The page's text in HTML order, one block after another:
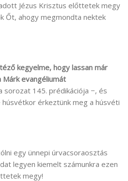
Jézus Krisztus előttetek megy
Őt, ahogy megmondta nektek
kegyelme, hogy lassan már
evangéliumát
sorozat 145. prédikációja −, és
érkeztünk meg a húsvéti
egy ünnepi úrvacsoraosztás
legyen kiemelt számunkra ezen
megy!